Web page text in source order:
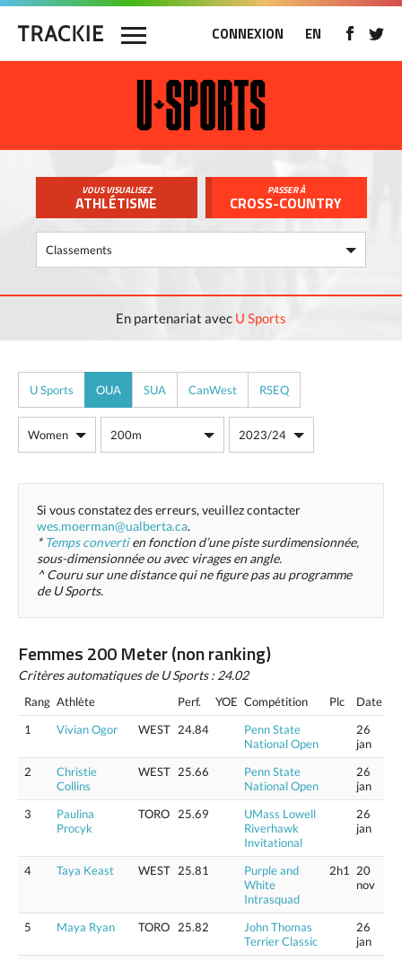
CONNEXION EN
VOUS VISUALISEZ
ATHLÉTISME
PASSER À
CROSS-COUNTRY
En partenariat avec U Sports
U Sports OUA SUA CanWest RSEQ
Si vous constatez des erreurs, veuillez contacter
wes.moerman@ualberta.ca.
* Temps convertien fonction d’une piste surdimensionnée,
sous-dimensionnée ou avec virages en angle.
^ Couru sur une distance qui ne figure pas au programme
de U Sports.
Femmes 200 Meter (non ranking)
Critères automatiques de U Sports : 24.02
Rang Athlète Perf. YOE Compétition Plc
Date
1
Vivian Ogor WEST 24.84
Penn State
National Open
26
jan
2
Christie
Collins
WEST 25.66
Penn State
National Open
26
jan
3
Paulina
Procyk
TORO 25.69
UMass Lowell
Riverhawk
Invitational
26
jan
4 Taya Keast WEST 25.81
Purple and
White
Intrasquad
2h1
20
nov
5 Maya Ryan TORO 25.82
John Thomas
Terrier Classic
26
jan